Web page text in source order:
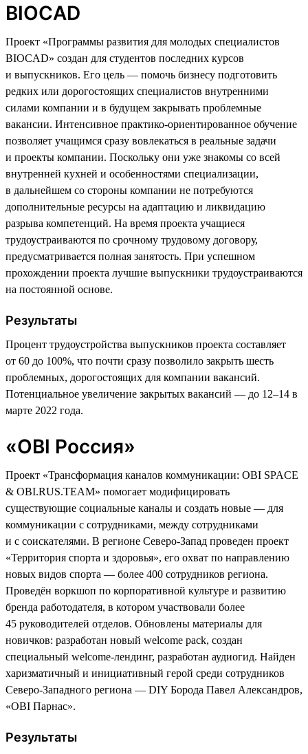
BIOCAD
Проект «Программы развития для молодых специалистов
BIOCAD» создан для студентов последних курсов
и выпускников. Его цель — помочь бизнесу подготовить
редких или дорогостоящих специалистов внутренними
силами компании и в будущем закрывать проблемные
вакансии. Интенсивное практико-ориентированное обучение
позволяет учащимся сразу вовлекаться в реальные задачи
и проекты компании. Поскольку они уже знакомы со всей
внутренней кухней и особенностями специализации,
в дальнейшем со стороны компании не потребуются
дополнительные ресурсы на адаптацию и ликвидацию
разрыва компетенций. На время проекта учащиеся
трудоустраиваются по срочному трудовому договору,
предусматривается полная занятость. При успешном
прохождении проекта лучшие выпускники трудоустраиваются
на постоянной основе.
Результаты
Процент трудоустройства выпускников проекта составляет
от 60 до 100%, что почти сразу позволило закрыть шесть
проблемных, дорогостоящих для компании вакансий.
Потенциальное увеличение закрытых вакансий — до 12–14 в
марте 2022 года.
«OBI Россия»
Проект «Трансформация каналов коммуникации: OBI SPACE
& OBI.RUS.TEAM» помогает модифицировать
существующие социальные каналы и создать новые — для
коммуникации с сотрудниками, между сотрудниками
и с соискателями. В регионе Северо-Запад проведен проект
«Территория спорта и здоровья», его охват по направлению
новых видов спорта — более 400 сотрудников региона.
Проведён воркшоп по корпоративной культуре и развитию
бренда работодателя, в котором участвовали более
45 руководителей отделов. Обновлены материалы для
новичков: разработан новый welcome pack, создан
специальный welcome-лендинг, разработан аудиогид. Найден
харизматичный и инициативный герой среди сотрудников
Северо-Западного региона — DIY Борода Павел Александров,
«ОBI Парнас».
Результаты